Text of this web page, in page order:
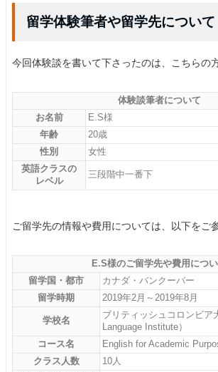
留学体験筆者や留学先について
今回体験談を書いて下さったのは、こちらの
体験談筆者について
お名前
E.S様
年齢
20歳
性別
女性
英語クラスの
レベル
三段階中一番下
ご留学先の情報や費用については、以下をご
E.S様のご留学先や費用につ
留学国・都市
カナダ・バンクーバー
留学時期
2019年2月～2019年8月
学校名
ブリティッシュコロンビア
Language Institute）
コース名
English for Academic
クラス人数
10人